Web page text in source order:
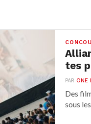
tes
PARONE
Des
sous